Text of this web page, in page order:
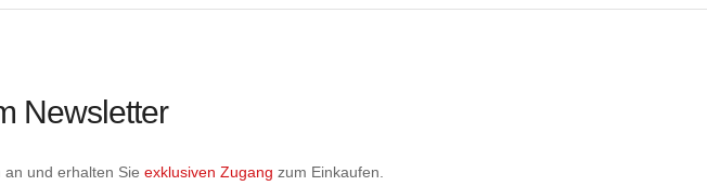
Newsletter
und erhalten Sie exklusiven Zugang zum Einkaufen.